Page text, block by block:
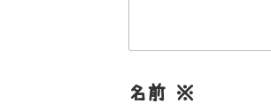
名前 ※